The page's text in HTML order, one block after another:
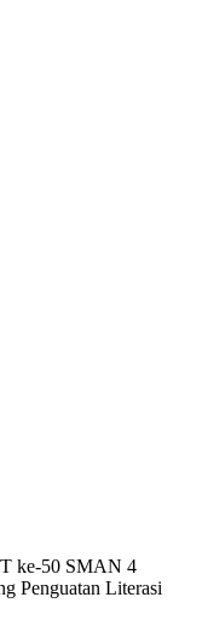
ke-50 SMAN 4
Penguatan Literasi